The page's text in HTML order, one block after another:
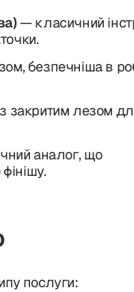
— класичний
безпечніша в
закритим лезом
аналог, що
послуги: